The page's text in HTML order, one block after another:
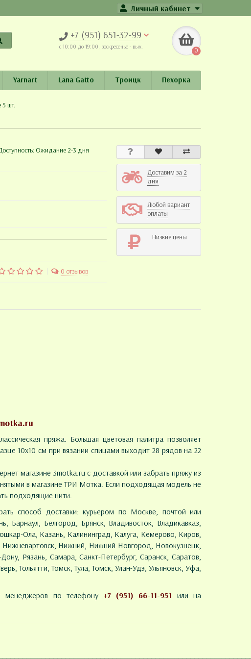
Личный кабинет
+7 (951) 651-32-99
c 10:00 до 19:00, воскресенье - вых. 0
Yarnart Lana Gatto Троицк Пехорка
5 шт.
Ожидание 2-3 дня
0 отзывов
Доставим за 2
дня
Любой вариант
оплаты
Низкие цены
пряжа. Большая цветовая палитра позволяет
10х10 см при вязании спицами выходит 28 рядов на 22
магазине 3motka.ru с доставкой или забрать пряжу из
в магазине ТРИ Мотка. Если подходящая модель не
подходящие нити.
способ доставки: курьером по Москве, почтой или
Барнаул, Белгород, Брянск, Владивосток, Владикавказ,
Ола, Казань, Калининград, Калуга, Кемерово, Киров,
Нижний, Нижний Новгород, Новокузнецк,
Рязань, Самара, Санкт-Петербург, Саранск, Саратов,
Тольятти, Томск, Тула, Томск, Улан-Удэ, Ульяновск, Уфа,
менеджеров по телефону +7 (951) 66-11-951
или на